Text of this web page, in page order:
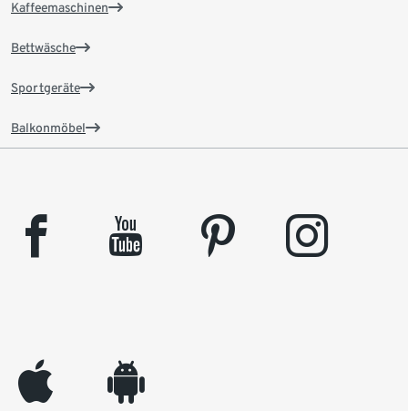
Kaffeemaschinen
Bettwäsche
Sportgeräte
Balkonmöbel
facebook youtube pinterest instagram
appleinc android